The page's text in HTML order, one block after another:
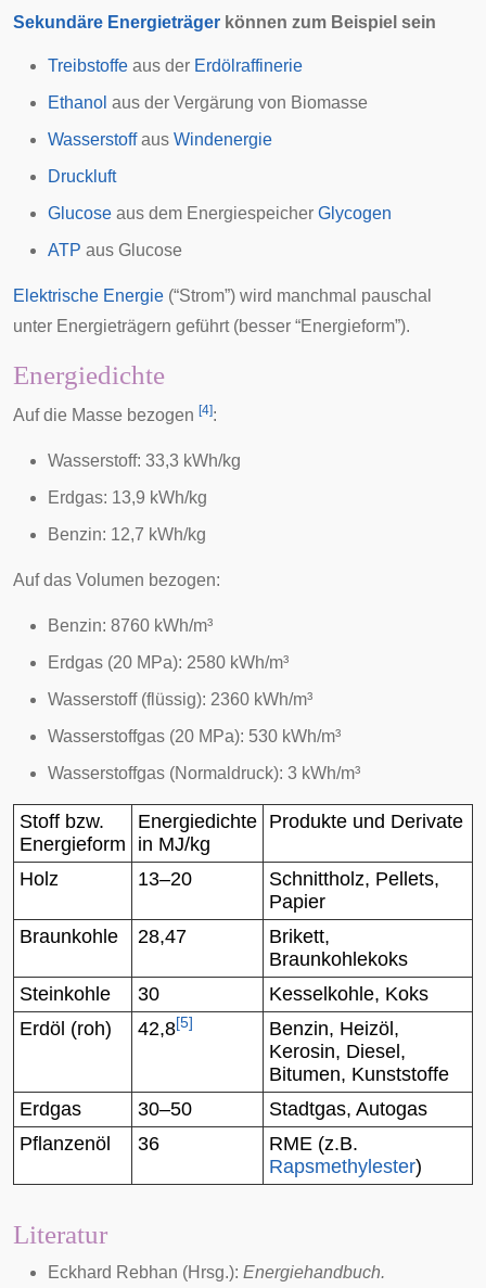
Sekundäre Energieträger können zum Beispiel sein
Treibstoffe aus der Erdölraffinerie
Ethanol aus der Vergärung von Biomasse
Wasserstoffaus Windenergie
Druckluft
Glucose aus dem Energiespeicher Glycogen
ATP aus Glucose
Elektrische Energie (“Strom”) wird manchmal pauschal
unter Energieträgern geführt (besser “Energieform”).
Energiedichte
Auf die Masse bezogen [4]:
Wasserstoff: 33,3 kWh/kg
Erdgas: 13,9 kWh/kg
Benzin: 12,7 kWh/kg
Auf das Volumen bezogen:
Benzin: 8760 kWh/m³
Erdgas (20 MPa): 2580 kWh/m³
Wasserstoff (flüssig): 2360 kWh/m³
Wasserstoffgas (20 MPa): 530 kWh/m³
Wasserstoffgas (Normaldruck): 3 kWh/m³
Stoff bzw.
Energieform
Energiedichte
in MJ/kg
Produkte und Derivate
Holz 13–20
Schnittholz, Pellets,
Papier
Braunkohle
28,47
Brikett,
Braunkohlekoks
Steinkohle
30
Kesselkohle, Koks
Erdöl (roh)
42,8[5]
Benzin, Heizöl,
Kerosin, Diesel,
Bitumen, Kunststoffe
Erdgas
30–50
Stadtgas, Autogas
Pflanzenöl
36
RME (z.B.
Rapsmethylester)
Literatur
Eckhard Rebhan (Hrsg.): Energiehandbuch.